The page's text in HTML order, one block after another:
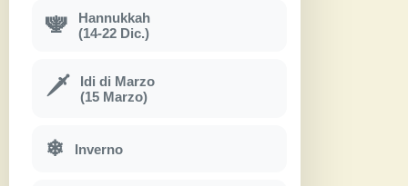
🕎
Hannukkah
(14-22 Dic.)
🗡
Idi di Marzo
(15 Marzo)
❄ Inverno